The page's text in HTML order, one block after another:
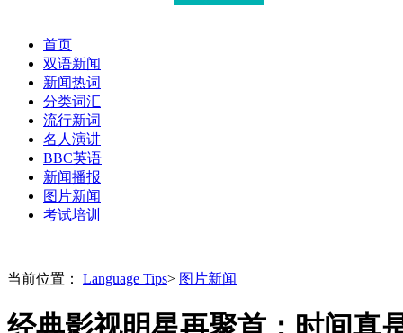
首页
双语新闻
新闻热词
分类词汇
流行新词
名人演讲
BBC英语
新闻播报
图片新闻
考试培训
当前位置： Language Tips> 图片新闻